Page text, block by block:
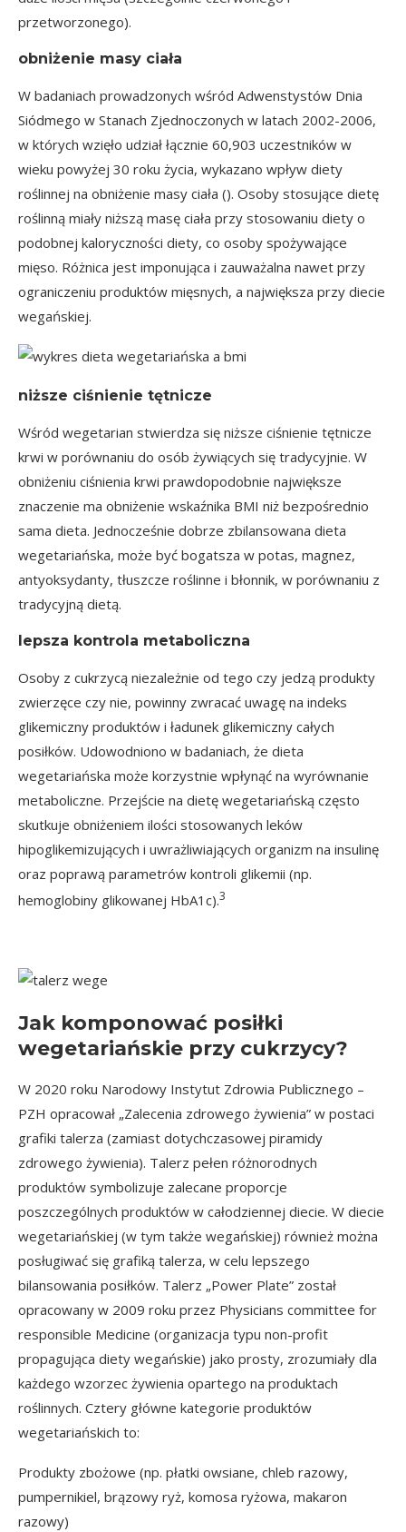
przetworzonego).
obniżenie masy ciała
W badaniach prowadzonych wśród Adwenstystów Dnia
Siódmego w Stanach Zjednoczonych w latach 2002-2006,
w których wzięło udział łącznie 60,903 uczestników w
wieku powyżej 30 roku życia, wykazano wpływ diety
roślinnej na obniżenie masy ciała (). Osoby stosujące dietę
roślinną miały niższą masę ciała przy stosowaniu diety o
podobnej kaloryczności diety, co osoby spożywające
mięso. Różnica jest imponująca i zauważalna nawet przy
ograniczeniu produktów mięsnych, a największa przy diecie
wegańskiej.
niższe ciśnienie tętnicze
Wśród wegetarian stwierdza się niższe ciśnienie tętnicze
krwi w porównaniu do osób żywiących się tradycyjnie. W
obniżeniu ciśnienia krwi prawdopodobnie największe
znaczenie ma obniżenie wskaźnika BMI niż bezpośrednio
sama dieta. Jednocześnie dobrze zbilansowana dieta
wegetariańska, może być bogatsza w potas, magnez,
antyoksydanty, tłuszcze roślinne i błonnik, w porównaniu z
tradycyjną dietą.
lepsza kontrola metaboliczna
Osoby z cukrzycą niezależnie od tego czy jedzą produkty
zwierzęce czy nie, powinny zwracać uwagę na indeks
glikemiczny produktów i ładunek glikemiczny całych
posiłków. Udowodniono w badaniach, że dieta
wegetariańska może korzystnie wpłynąć na wyrównanie
metaboliczne. Przejście na dietę wegetariańską często
skutkuje obniżeniem ilości stosowanych leków
hipoglikemizujących i uwrażliwiających organizm na insulinę
oraz poprawą parametrów kontroli glikemii (np.
hemoglobiny glikowanej HbA1c).3
Jak komponować posiłki
wegetariańskie przy cukrzycy?
W 2020 roku Narodowy Instytut Zdrowia Publicznego –
PZH opracował „Zalecenia zdrowego żywienia” w postaci
grafiki talerza (zamiast dotychczasowej piramidy
zdrowego żywienia). Talerz pełen różnorodnych
produktów symbolizuje zalecane proporcje
poszczególnych produktów w całodziennej diecie. W diecie
wegetariańskiej (w tym także wegańskiej) również można
posługiwać się grafiką talerza, w celu lepszego
bilansowania posiłków. Talerz „Power Plate” został
opracowany w 2009 roku przez Physicians committee for
responsible Medicine (organizacja typu non-profit
propagująca diety wegańskie) jako prosty, zrozumiały dla
każdego wzorzec żywienia opartego na produktach
roślinnych. Cztery główne kategorie produktów
wegetariańskich to:
Produkty zbożowe (np. płatki owsiane, chleb razowy,
pumpernikiel, brązowy ryż, komosa ryżowa, makaron
razowy)